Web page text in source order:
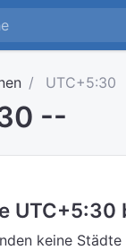
UTC+5:30
--
UTC+5:30
keine Städte